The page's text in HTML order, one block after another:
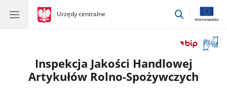
gov.pl
Urzędy centralne
gov.pl
Urzędy
przejdź
okno
Inspekcja Jakości Handlowej
Artykułów Rolno-Spożywczych